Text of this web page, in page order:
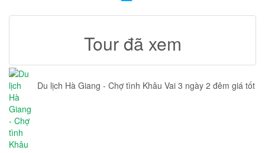
Tour đã xem
Du lịch Hà Giang - Chợ tình Khâu Vai 3 ngày 2 đêm giá tốt